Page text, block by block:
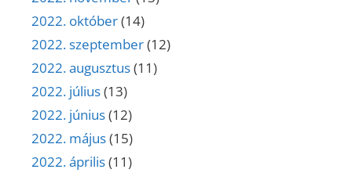
2022. október(14)
2022. szeptember(12)
2022. augusztus(11)
2022. július(13)
2022. június(12)
2022. május(15)
2022. április(11)